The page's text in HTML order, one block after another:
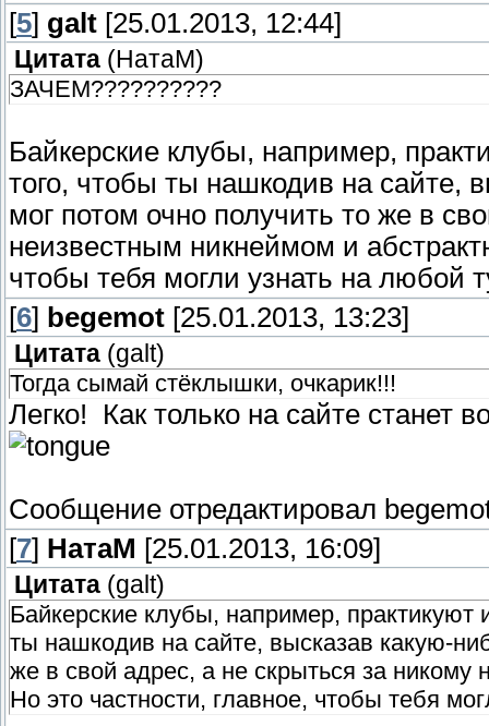
[5] galt [25.01.2013, 12:44]
Цитата ( НатаМ)
ЗАЧЕМ??????????
Байкерские клубы, например,
того, чтобы ты нашкодив на сайте,
мог потом очно получить то же в
неизвестным никнеймом и
чтобы тебя могли узнать на любой
[6] begemot [25.01.2013, 13:23]
Цитата (galt)
Тогда сымай стёклышки, очкарик!!!
Легко! Как только на сайте
Сообщение отредактировал
[7] НатаМ [25.01.2013, 16:09]
Цитата (galt)
Байкерские клубы, например,
ты нашкодив на сайте, высказав какую-
же в свой адрес, а не скрыться за
Но это частности, главное, чтобы тебя